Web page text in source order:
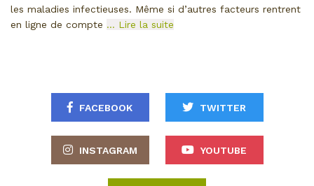
les maladies infectieuses. Même si d’autres facteurs rentrent
en ligne de compte … Lire la suite
FACEBOOK TWITTER
INSTAGRAM YOUTUBE